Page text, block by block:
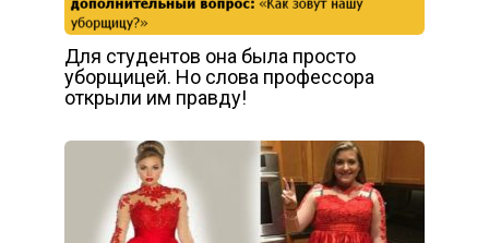
Для студентов она была просто
уборщицей. Но слова профессора
открыли им правду!